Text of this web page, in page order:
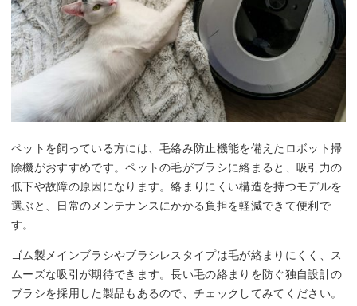
ペットを飼っている方には、毛絡み防止機能を備えたロボット掃
除機がおすすめです。ペットの毛がブラシに絡まると、吸引力の
低下や故障の原因になります。絡まりにくい構造を持つモデルを
選ぶと、日常のメンテナンスにかかる負担を軽減できて便利で
す。
ゴム製メインブラシやブラシレスタイプは毛が絡まりにくく、ス
ムーズな吸引が期待できます。長い毛の絡まりを防ぐ独自設計の
ブラシを採用した製品もあるので、チェックしてみてください。